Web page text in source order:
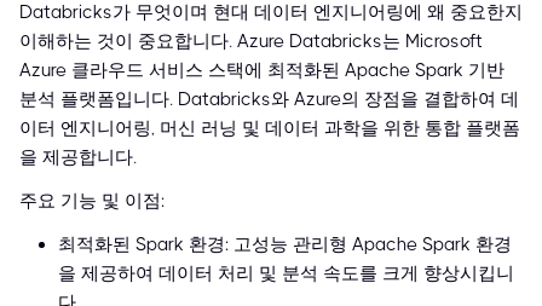
Databricks가 무엇이며 현대 데이터 엔지니어링에 왜 중요한지
이해하는 것이 중요합니다. Azure Databricks는 Microsoft
Azure 클라우드 서비스 스택에 최적화된 Apache Spark 기반
분석 플랫폼입니다. Databricks와 Azure의 장점을 결합하여 데
이터 엔지니어링, 머신 러닝 및 데이터 과학을 위한 통합 플랫폼
을 제공합니다.
주요 기능 및 이점:
최적화된 Spark 환경: 고성능 관리형 Apache Spark 환경
을 제공하여 데이터 처리 및 분석 속도를 크게 향상시킵니